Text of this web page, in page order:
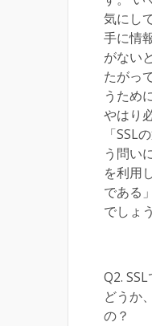
気にし
手に情
がない
たがっ
うため
やはり
「SSL
う問い
を利用
である
でしょう
Q2.
どうか
の？